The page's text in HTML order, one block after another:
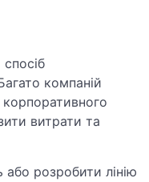
компаній
витрати та
розробити лінію